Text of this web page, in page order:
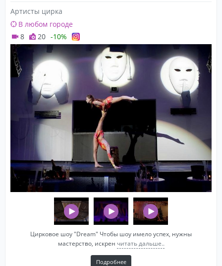
Артисты цирка
В любом городе
8
20 -10%
Цирковое шоу "Dream" Чтобы шоу имело успех, нужны
мастерство, искрен читать дальше..
Подробнее